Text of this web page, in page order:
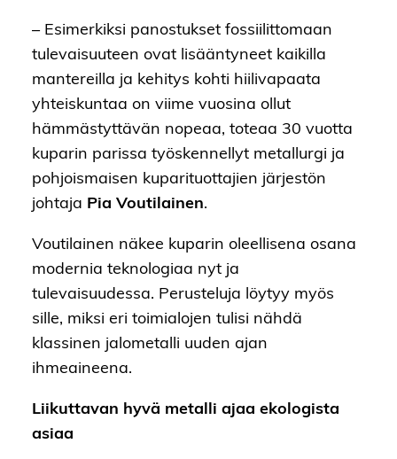
– Esimerkiksi panostukset fossiilittomaan
tulevaisuuteen ovat lisääntyneet kaikilla
mantereilla ja kehitys kohti hiilivapaata
yhteiskuntaa on viime vuosina ollut
hämmästyttävän nopeaa, toteaa 30 vuotta
kuparin parissa työskennellyt metallurgi ja
pohjoismaisen kuparituottajien järjestön
johtaja Pia Voutilainen.
Voutilainen näkee kuparin oleellisena osana
modernia teknologiaa nyt ja
tulevaisuudessa. Perusteluja löytyy myös
sille, miksi eri toimialojen tulisi nähdä
klassinen jalometalli uuden ajan
ihmeaineena.
Liikuttavan hyvä metalli ajaa ekologista
asiaa